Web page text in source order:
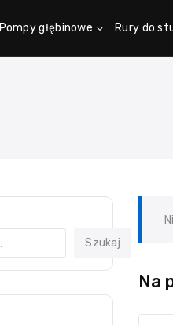
Pompy głębinowe Rury do
Na
Szukaj